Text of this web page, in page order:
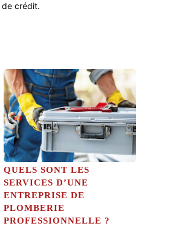
de crédit.
QUELS SONT LES
SERVICES D’UNE
ENTREPRISE DE
PLOMBERIE
PROFESSIONNELLE ?